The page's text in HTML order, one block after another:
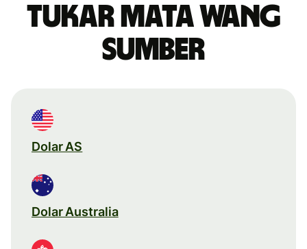
Tukar mata wang
sumber
Dolar AS
Dolar Australia